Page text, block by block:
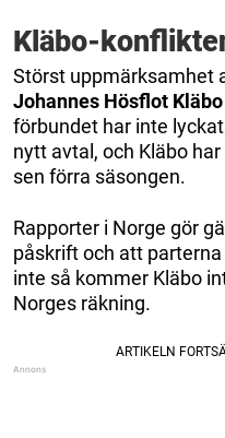
Kläbo-
Störst uppmärksamhet
Johannes Hösflot Kläbo
förbundet har inte
nytt avtal, och Kläbo
sen förra säsongen.
Rapporter i Norge gör
påskrift och att
inte så kommer Kläbo
Norges räkning.